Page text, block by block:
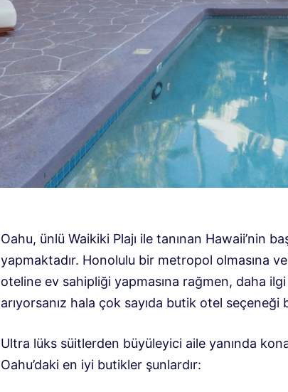
Oahu, ünlü Waikiki Plajı ile tanınan Hawaii’nin
yapmaktadır. Honolulu bir metropol olmasına
oteline ev sahipliği yapmasına rağmen, daha
arıyorsanız hala çok sayıda butik otel seçeneği
Ultra lüks süitlerden büyüleyici aile yanında
Oahu’daki en iyi butikler şunlardır: